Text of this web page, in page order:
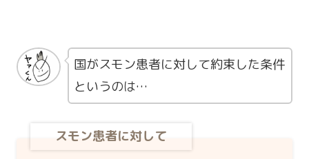
国がスモン患者に対して約束した条件
というのは…
スモン患者に対して